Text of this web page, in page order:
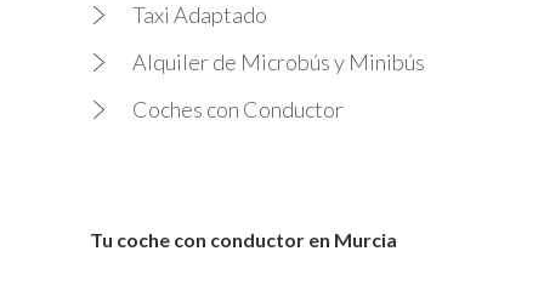
Taxi Adaptado
Alquiler de Microbús y Minibús
Coches con Conductor
Tu coche con conductor en Murcia